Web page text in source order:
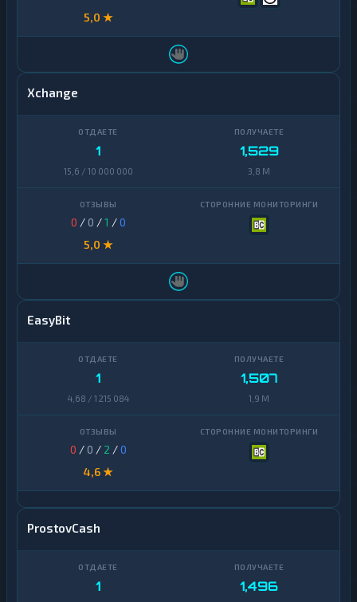
5,0 ★
Xchange
1
15,6 / 10 000 000
1,529
3,8 M
0 / 0 /1 /0
5,0 ★
EasyBit
1
4,68 / 1 215 084
1,507
1,9 M
0 / 0 / 2 /0
4,6 ★
ProstovCash
1 1,496